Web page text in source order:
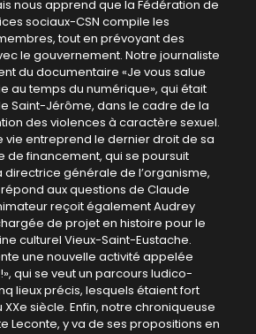
nous apprend que la Fédération de
sociaux-CSN compile les
tout en prévoyant des
le gouvernement. Notre journaliste
du documentaire «Je vous salue
au temps du numérique», qui était
Saint-Jérôme, dans le cadre de la
des violences à caractère sexuel.
vie entreprend le dernier droit de sa
de financement, qui se poursuit
directrice générale de l’organisme,
aux questions de Claude
reçoit également Audrey
de projet en histoire pour le
culturel Vieux-Saint-Eustache.
une nouvelle activité appelée
qui se veut un parcours ludico-
lieux précis, lesquels étaient fort
siècle. Enfin, notre chroniqueuse
Leconte, y va de ses propositions en